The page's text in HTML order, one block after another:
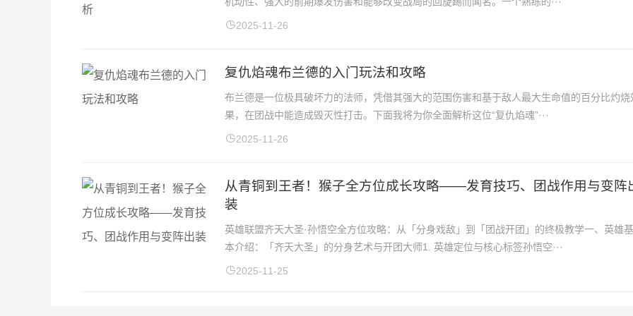
2025-11-26
复仇焰魂布兰德的入门玩法和攻略
布兰德是一位极具破坏力的法师，凭借其强大的范围伤害和基于敌人最大生命值的百分比灼烧
果，在团战中能造成毁灭性打击。下面我将为你全面解析这位“复仇焰魂”···
2025-11-26
从青铜到王者！猴子全方位成长攻略——发育技巧、团战作用与变阵
装
英雄联盟齐天大圣·孙悟空全方位攻略：从「分身戏敌」到「团战开团」的终极教学一、英雄基
本介绍：「齐天大圣」的分身艺术与开团大师1. 英雄定位与核心标签孙悟空···
2025-11-25